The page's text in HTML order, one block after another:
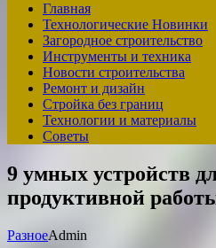
Главная
Технологические Новинки
Загородное строительство
Инструменты и техника
Новости строительства
Ремонт и дизайн
Стройка без границ
Технологии и материалы
Советы
9 умных устройств
продуктивной
РазноеAdmin